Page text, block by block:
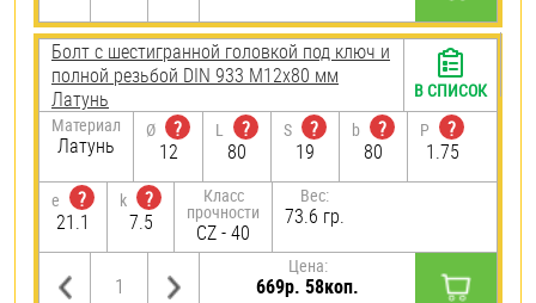
Болт с шестигранной головкой под ключ и
полной резьбой DIN 933 М12х80 мм
Латунь
Материал
Латунь
Ø
?
12
L
?
80
S
?
19
b
?
80
P
?
1.75
e
?
21.1
k
?
7.5
Класс
прочности
CZ - 40
Вес:
73.6 гр.
Цена:
669р. 58коп.
В СПИСОК